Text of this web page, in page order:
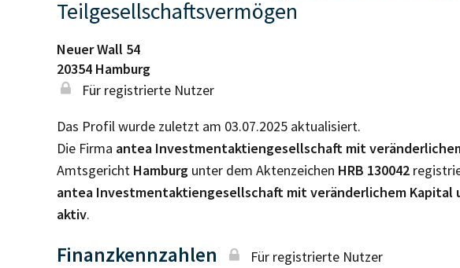
Teilgesellschaftsvermögen
Neuer Wall 54
20354 Hamburg
Für registrierte Nutzer
Das Profil wurde zuletzt am 03.07.2025 aktualisiert.
Die Firma antea Investmentaktiengesellschaft mit
Amtsgericht Hamburg unter dem Aktenzeichen HRB 130042
antea Investmentaktiengesellschaft mit veränderlichem Kapital
aktiv.
Finanzkennzahlen Für registrierte Nutzer